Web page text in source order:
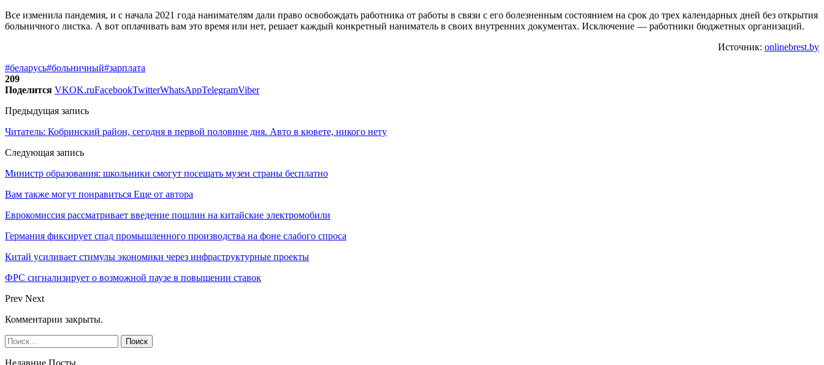
Все изменила пандемия, и с начала 2021 года нанимателям дали право освобождать работника от работы в связи с его болезненным состоянием на срок до трех календарных дней без открытия
больничного листка. А вот оплачивать вам это время или нет, решает каждый конкретный наниматель в своих внутренних документах. Исключение — работники бюджетных организаций.
Источник: onlinebrest.by
#беларусь#больничный#зарплата
209
Поделится VKOK.ruFacebookTwitterWhatsAppTelegramViber
Предыдущая запись
Читатель: Кобринский район, сегодня в первой половине дня. Авто в кювете, никого нету
Следующая запись
Министр образования: школьники смогут посещать музеи страны бесплатно
Вам также могут понравиться Еще от автора
Еврокомиссия рассматривает введение пошлин на китайские электромобили
Германия фиксирует спад промышленного производства на фоне слабого спроса
Китай усиливает стимулы экономики через инфраструктурные проекты
ФРС сигнализирует о возможной паузе в повышении ставок
Prev Next
Комментарии закрыты.
Недавние Посты